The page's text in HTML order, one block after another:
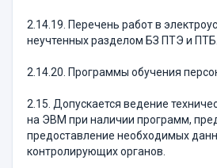
2.14.19. Перечень работ в
неучтенных разделом БЗ ПТЭ и ПТБ.
2.14.20. Программы обучения
2.15. Допускается ведение
на ЭВМ при наличии программ,
предоставление необходимых
контролирующих органов.